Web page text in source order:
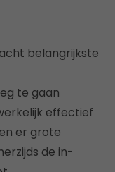
belangrijkste
te gaan
effectief
er grote
de in-